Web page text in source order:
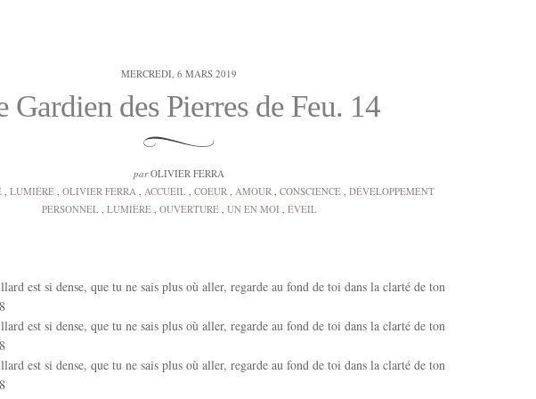
MERCREDI, 6 MARS 2019
Gardien des Pierres de Feu. 14
parOLIVIER FERRA
, LUMIÈRE , OLIVIER FERRA , ACCUEIL , COEUR , AMOUR , CONSCIENCE , DÉVELOPPEMENT
PERSONNEL, LUMIÈRE, OUVERTURE, UN EN MOI , ÉVEIL
est si dense, que tu ne sais plus où aller, regarde au fond de toi dans la clarté de ton
est si dense, que tu ne sais plus où aller, regarde au fond de toi dans la clarté de ton
est si dense, que tu ne sais plus où aller, regarde au fond de toi dans la clarté de ton